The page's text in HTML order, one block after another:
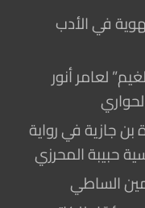
في الأدب
لعامر أنور
بن جازية في رواية
حبيبة المحرزي
الساطي